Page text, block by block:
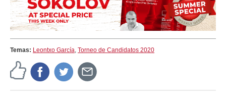
Temas: Leontxo García Torneo de Candidatos 2020